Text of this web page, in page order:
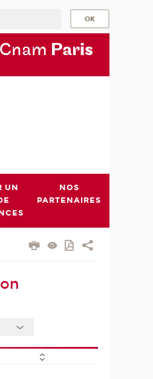
Cnam Paris
UN
NOS
PARTENAIRES